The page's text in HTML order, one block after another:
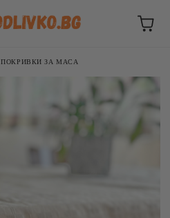
ПОКРИВКИ ЗА МАСА